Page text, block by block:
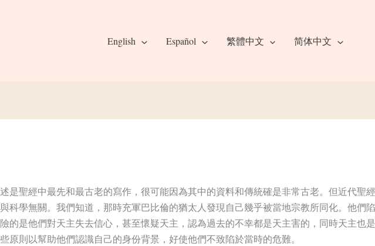
English Español 繁體中文 简体中文
是聖經中最先和最古老的寫作，很可能因為其中的資料和傳統確是非常古老。但近代聖
科學無關。我們知道，那時充軍巴比倫的猶太人發現自己幾乎被當地宗教所同化。他們
的是他們對天主失去信心，甚至懷疑天主，認為過去的不幸都是天主害的，同時天主也
原則以幫助他們認識自己的身份背景，好使他們不致陷於當時的危難。